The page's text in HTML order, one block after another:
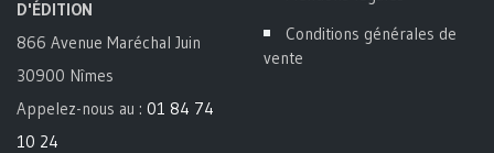
D'ÉDITION
866 Avenue Maréchal Juin
30900 Nîmes
Appelez-nous au : 01 84 74
10 24
Conditions générales de
vente